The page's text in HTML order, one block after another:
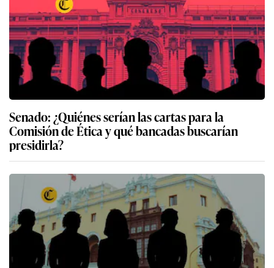
Senado: ¿Quiénes serían las cartas para la
Comisión de Ética y qué bancadas buscarían
presidirla?